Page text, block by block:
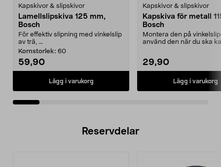
Kapskivor & slipskivor
Lamellslipskiva 125 mm,
Bosch
För effektiv slipning med vinkelslip
av trä, ...
Kornstorlek: 60
59,90
Lägg i varukorg
Kapskivor & slipskivor
Kapskiva för metall
Bosch
Montera den på
använd den när du ska
29,90
Lägg i varukorg
Reservdelar